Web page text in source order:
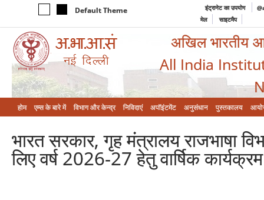
Default Theme इंट्रानेट का उपयोग
मेल
साइटमैप
अखिल भारतीय
All India
होम एम्‍स के बारे में विभाग और केन्‍द्र निविदाएं अपॉइंटमेंट अनुसंधान पुस्तकालय
भारत सरकार, गृह मंत्रालय राजभाषा
लिए वर्ष 2026-27 हेतु वार्षिक